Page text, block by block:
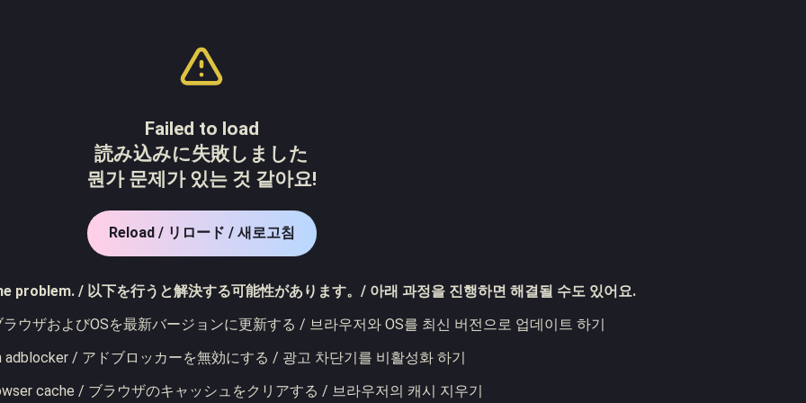
Failed to load
読み込みに失敗しました
뭔가 문제가 있는 것 같아요!
Reload / リロード / 새로고침
/ 以下を行うと解決する可能性があります。/ 아래 과정을 진행하면 해결될 수도 있어요.
ウザおよびOSを最新バージョンに更新する / 브라우저와 OS를 최신 버전으로 업데이트 하기
adblocker / アドブロッカーを無効にする / 광고 차단기를 비활성화 하기
cache / ブラウザのキャッシュをクリアする / 브라우저의 캐시 지우기